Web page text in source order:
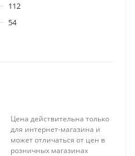
112
54
Цена действительна только
для интернет-магазина и
может отличаться от цен в
розничных магазинах